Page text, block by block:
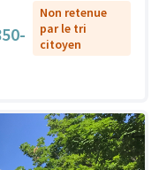
Non retenue
par le tri
citoyen